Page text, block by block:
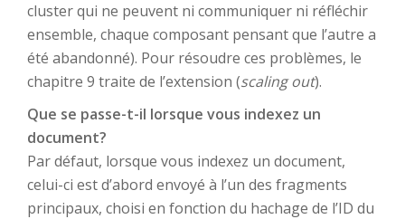
cluster qui ne peuvent ni communiquer ni réfléchir
ensemble, chaque composant pensant que l’autre a
été abandonné). Pour résoudre ces problèmes, le
chapitre 9 traite de l’extension (scaling out).
Que se passe-t-il lorsque vous indexez un
document?
Par défaut, lorsque vous indexez un document,
celui-ci est d’abord envoyé à l’un des fragments
principaux, choisi en fonction du hachage de l’ID du